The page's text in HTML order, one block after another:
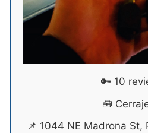
🔑 10
🧰
📌 1044 NE Madrona St,